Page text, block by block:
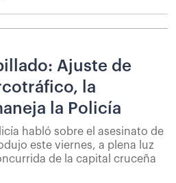
Ajuste de
la
la Policía
habló sobre el asesinato de
este viernes, a plena luz
de la capital cruceña